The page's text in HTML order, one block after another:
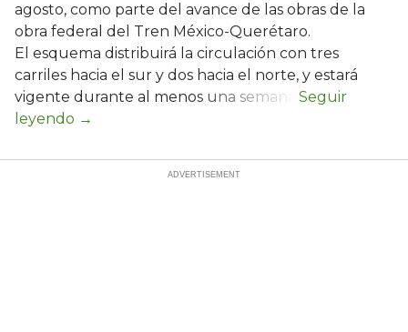
agosto, como parte del avance de las obras de la
obra federal del Tren México-Querétaro.
El esquema distribuirá la circulación con tres
carriles hacia el sur y dos hacia el norte, y estará
vigente durante al menos una semana.